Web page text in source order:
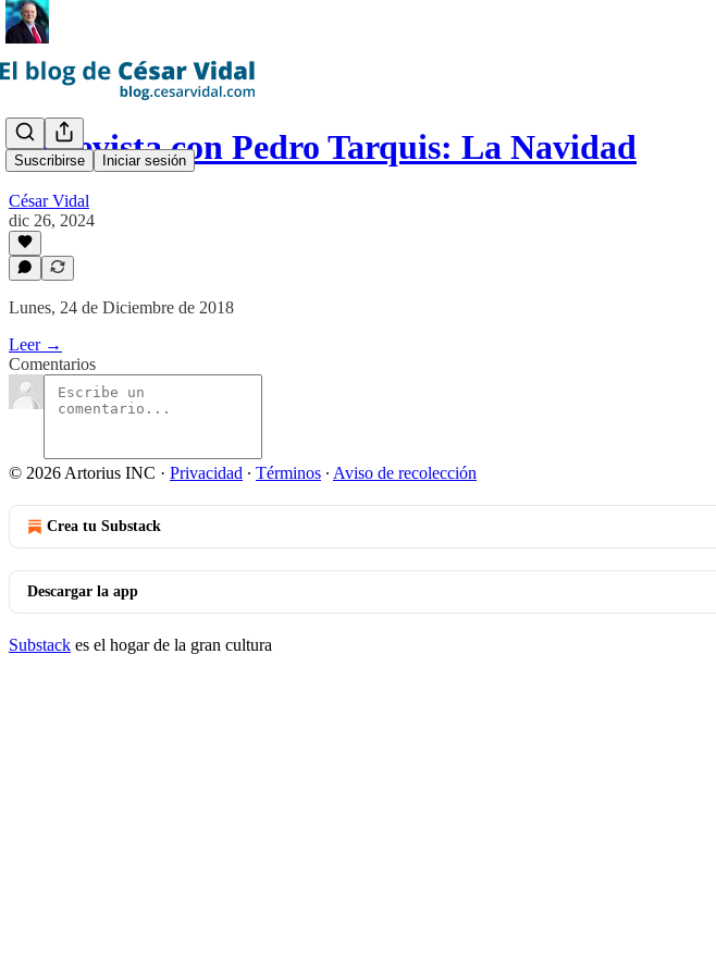
Suscribirse Iniciar sesión
Entrevista con Pedro Tarquis: La Navidad
César Vidal
dic 26, 2024
Lunes, 24 de Diciembre de 2018
Leer →
Comentarios
© 2026 Artorius INC · Privacidad ∙ Términos ∙ Aviso de recolección
Crea tu Substack
Descargar la app
Substack es el hogar de la gran cultura